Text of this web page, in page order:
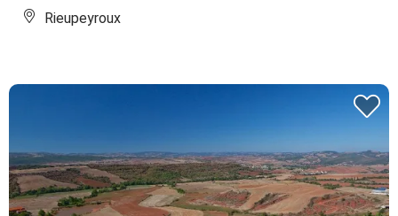
Rieupeyroux